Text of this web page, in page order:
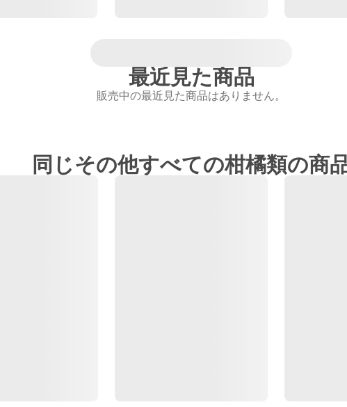
最近見た商品
販売中の最近見た商品はありません。
同じその他すべての柑橘類の商